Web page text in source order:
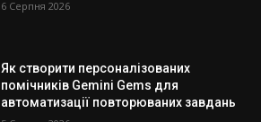
6 Серпня 2026
Як створити персоналізованих
помічників Gemini Gems для
автоматизації повторюваних завдань